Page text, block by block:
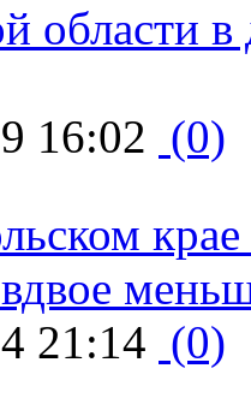
области в
16:02 (0)
21:14 (0)